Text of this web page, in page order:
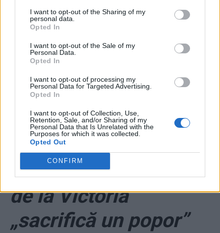
I want to opt-out of the Sharing of my
personal data.
Opted In
I want to opt-out of the Sale of my
Personal Data.
Opted In
I want to opt-out of processing my
Personal Data for Targeted Advertising.
Opted In
I want to opt-out of Collection, Use,
Retention, Sale, and/or Sharing of my
Personal Data that Is Unrelated with the
Purposes for which it was collected.
Opted Out
CONFIRM
negre și șampanie
Moet trimise cadou
Atac violent al lui
Băsescu:
„iresponsabilul de la
Cotroceni” și
„inconştientul vesel
de la Victoria”
„sacrifică un popor”